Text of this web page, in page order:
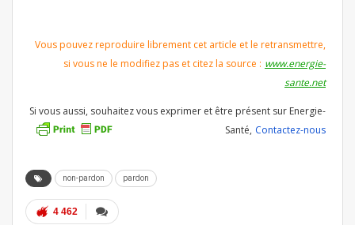
Vous pouvez reproduire librement cet article et le retransmettre,
si vous ne le modifiez pas et citez la source : www.energie-
sante.net
Si vous aussi, souhaitez vous exprimer et être présent sur Energie-
Santé, Contactez-nous
non-pardon pardon
4 462